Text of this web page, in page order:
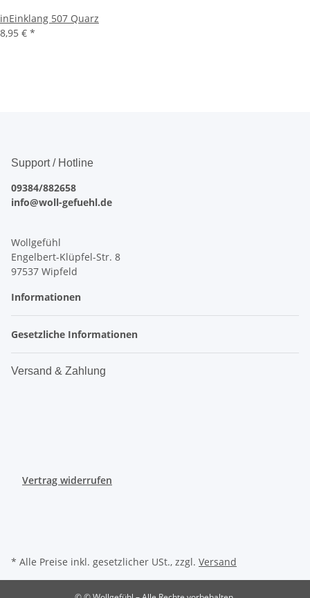
inEinklang 507 Quarz
8,95 € *
Support / Hotline
09384/882658
info@woll-gefuehl.de
Wollgefühl
Engelbert-Klüpfel-Str. 8
97537 Wipfeld
Informationen
Gesetzliche Informationen
Versand & Zahlung
Vertrag widerrufen
* Alle Preise inkl. gesetzlicher USt., zzgl. Versand